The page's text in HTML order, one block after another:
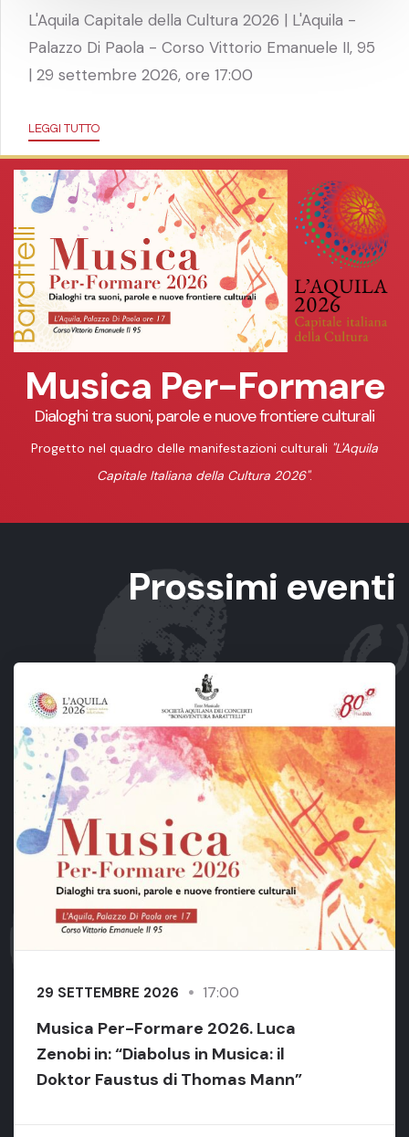
L'Aquila Capitale della Cultura 2026 | L'Aquila -
Palazzo Di Paola - Corso Vittorio Emanuele II, 95
| 29 settembre 2026, ore 17:00
LEGGI TUTTO
Musica Per-Formare
Dialoghi tra suoni, parole e nuove frontiere culturali
Progetto nel quadro delle manifestazioni culturali "L'Aquila
Capitale Italiana della Cultura 2026".
Prossimi eventi
29 SETTEMBRE 2026 17:00
Musica Per-Formare 2026. Luca
Zenobi in: “Diabolus in Musica: il
Doktor Faustus di Thomas Mann”